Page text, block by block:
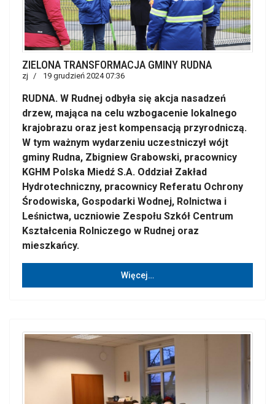
ZIELONA TRANSFORMACJA GMINY RUDNA
zj 19 grudzień 2024 07:36
RUDNA. W Rudnej odbyła się akcja nasadzeń
drzew, mająca na celu wzbogacenie lokalnego
krajobrazu oraz jest kompensacją przyrodniczą.
W tym ważnym wydarzeniu uczestniczył wójt
gminy Rudna, Zbigniew Grabowski, pracownicy
KGHM Polska Miedź S.A. Oddział Zakład
Hydrotechniczny, pracownicy Referatu Ochrony
Środowiska, Gospodarki Wodnej, Rolnictwa i
Leśnictwa, uczniowie Zespołu Szkół Centrum
Kształcenia Rolniczego w Rudnej oraz
mieszkańcy.
Więcej…